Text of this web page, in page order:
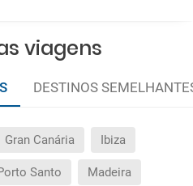
viagens
DESTINOS
Gran Canária Ibiza
Santo Madeira